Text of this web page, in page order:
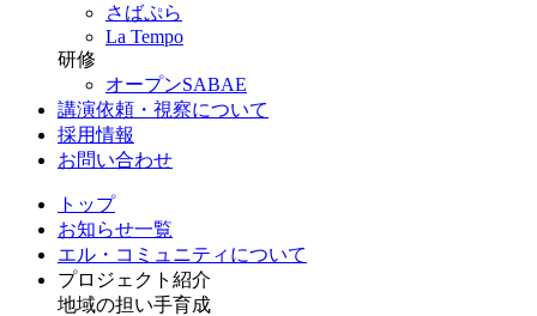
さばぷら
La Tempo
研修
オープンSABAE
講演依頼・視察について
採用情報
お問い合わせ
トップ
お知らせ一覧
エル・コミュニティについて
プロジェクト紹介
地域の担い手育成